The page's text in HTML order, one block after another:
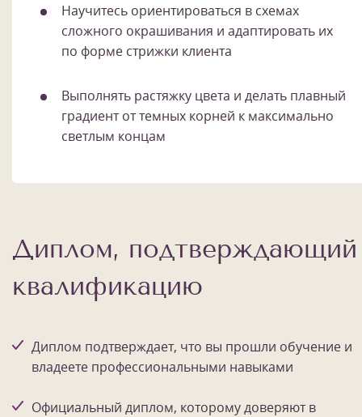
Научитесь ориентироваться в схемах
сложного окрашивания и адаптировать их
по форме стрижки клиента
Выполнять растяжку цвета и делать плавный
градиент от темных корней к максимально
светлым концам
Диплом, подтверждающий
квалификацию
Диплом подтверждает, что вы прошли обучение и
владеете профессиональными навыками
Официальный диплом, которому доверяют в